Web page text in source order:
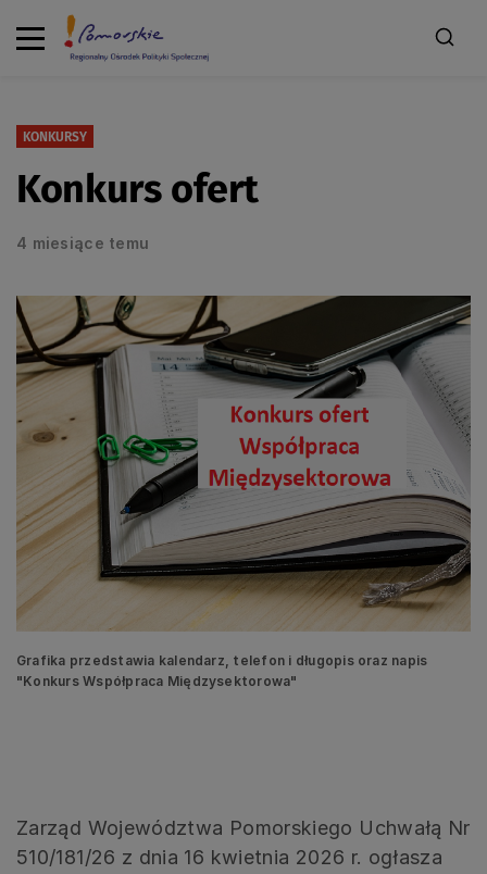
KONKURSY
Konkurs ofert
4 miesiące temu
Grafika przedstawia kalendarz, telefon i długopis oraz napis
"Konkurs Współpraca Międzysektorowa"
Zarząd Województwa Pomorskiego Uchwałą Nr
510/181/26 z dnia 16 kwietnia 2026 r. ogłasza